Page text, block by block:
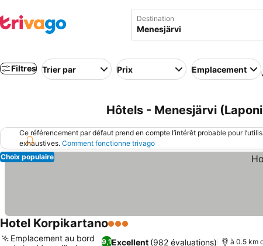
Destination
Filtres Trier par Prix Emplacement
Hôtels - Menesjärvi
Ce référencement par défaut prend en compte l’intérêt probable pour
exhaustives. Comment fonctionne trivago
Choix populaire
Hotel Korpikartano3 Étoiles
9,1Excellent (982 évaluations)
Emplacement au bord
à 0.5 km